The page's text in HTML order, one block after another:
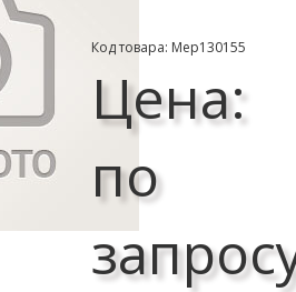
Код товара: Мер130155
Цена:
по